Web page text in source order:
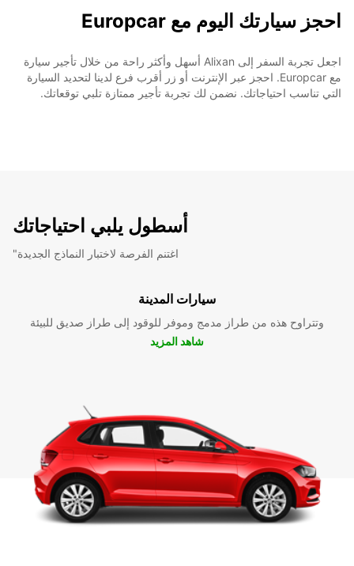
احجز سيارتك اليوم مع Europcar
اجعل تجربة السفر إلى Alixan أسهل وأكثر راحة من خلال تأجير سيارة
مع Europcar. احجز عبر الإنترنت أو زر أقرب فرع لدينا لتحديد السيارة
التي تناسب احتياجاتك. نضمن لك تجربة تأجير ممتازة تلبي توقعاتك.
أسطول يلبي احتياجاتك
"اغتنم الفرصة لاختبار النماذج الجديدة
سيارات المدينة
وتتراوح هذه من طراز مدمج وموفر للوقود إلى طراز صديق للبيئة
شاهد المزيد